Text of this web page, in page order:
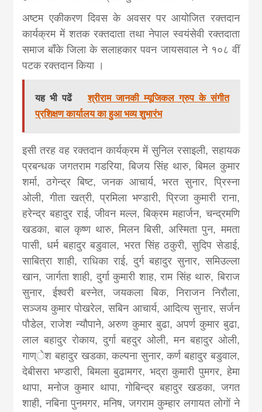
अष्टम एकीकरण दिवस के अवसर पर आयोजित रक्तदान
कार्यक्रम में शतक रक्तदाता तथा नेपाल स्वयंसेवी रक्तदाता
समाज बाँके जिला के सलाहकार पवन जायसवाल ने १०८ वीं
पटक रक्तदान किया ।
यह भी पढें
श्रीराम जानकी म्यूजिकल ग्रुप के संगीत
प्रशिक्षण कार्यालय का हुआ भव्य शुभारंभ
इसी तरह वह रक्तदान कार्यक्रम में सुनिल रसाइली, सहायक
प्रबन्धक जगतराम गडरिया, बिजय सिंह थारु, बिमल कुमार
शर्मा, ठगेन्द्र बिष्ट, जनक आचार्य, भरत सुनार, प्रिस्ना
ओली, गीता खत्री, प्रमिला भण्डारी, प्रिजा कुमारी राना,
हरेन्द्र बहादुर राई, जीवन मल्ल, बिक्रम महार्जन, चन्द्रमणि
खडका, बाल कृष्ण थारु, मिलन बिसी, अस्मिता पुन, ममता
पासी, धर्म बहादुर बडुवाल, भरत सिंह ठकुरी, सुदिप सेडाई,
साबित्रा शाही, राधिका राई, दुर्ग बहादुर सुनार, समिउल्ला
खान, जार्गता शाही, दुर्गा कुमारी शाह, राम सिंह थारु, बिराज
सुनार, ईश्वरी बस्नेत, जयकला बिक, निराजन निरौला,
सञ्जय कुमार पोखरेल, सबिन आचार्य, आदित्य सुनार, सर्जन
पौडेल, राजेश न्यौपाने, अरुण कुमार बुढा, अपर्ण कुमार बुढा,
लाल बहादुर रोकाय, दुर्गा बहदुर ओली, मन बहादुर ओली,
गाण्ेश बहादुर खडका, कल्पना सुनार, कर्ण बहादुर बडुवाल,
देबीसरा भण्डारी, बिमला बुढामगर, भद्रा कुमारी पुमगर, हेमा
थापा, मनोज कुमार थापा, गोबिन्द्र बहादुर खडका, जगत
शाही, नबिना पुनमगर, मनिष, जगराम कुम्हार लगायत लोगों ने